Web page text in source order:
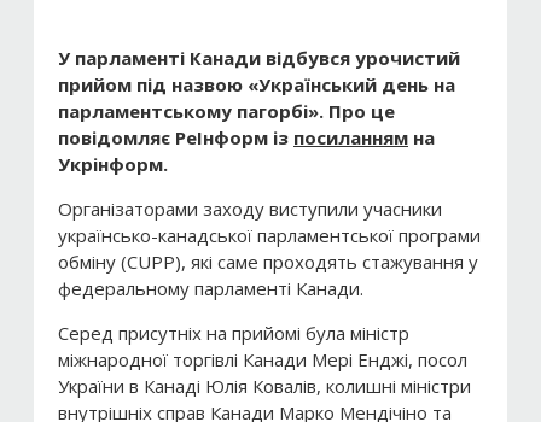
У парламенті Канади відбувся урочистий
прийом під назвою «Український день на
парламентському пагорбі». Про це
повідомляє РеІнформ із посиланням на
Укрінформ.
Організаторами заходу виступили учасники
українсько-канадської парламентської програми
обміну (CUPP), які саме проходять стажування у
федеральному парламенті Канади.
Серед присутніх на прийомі була міністр
міжнародної торгівлі Канади Мері Енджі, посол
України в Канаді Юлія Ковалів, колишні міністри
внутрішніх справ Канади Марко Мендічіно та